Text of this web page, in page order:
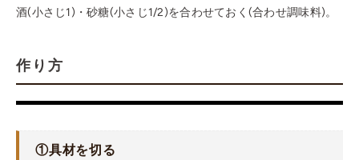
酒(小さじ1)・砂糖(小さじ1/2)を合わせておく(合わせ調味料)。
作り方
①具材を切る